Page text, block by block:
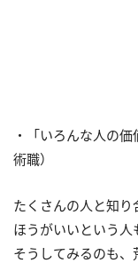
・「いろんな人の
術職）
たくさんの人と知
ほうがいいという
そうしてみるのも、